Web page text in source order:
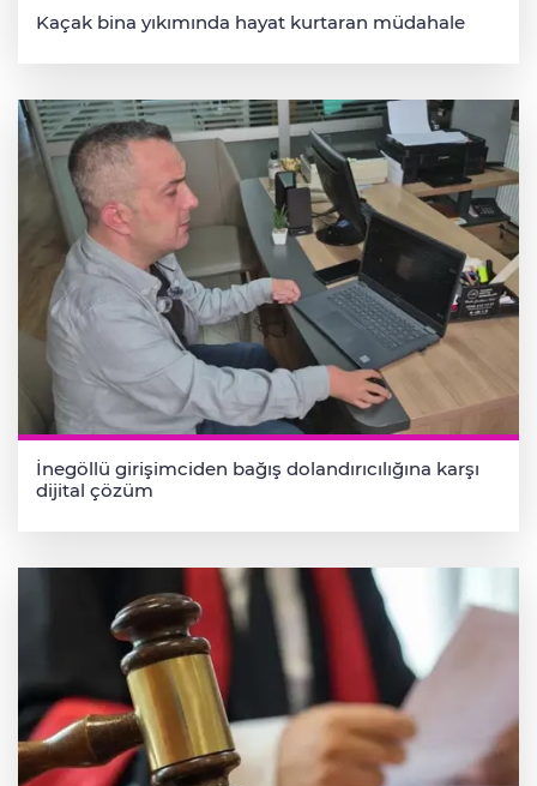
Kaçak bina yıkımında hayat kurtaran müdahale
İnegöllü girişimciden bağış dolandırıcılığına karşı
dijital çözüm